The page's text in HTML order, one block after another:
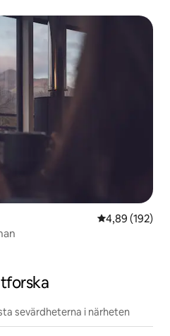
4,89 av 5 i
4,89 (192)
sevärdheterna i närheten